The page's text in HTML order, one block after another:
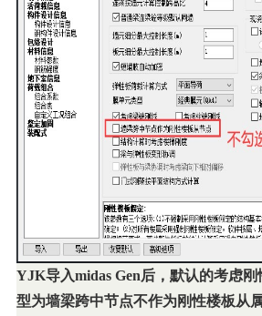
YJK导入midas Gen后，默认的考虑
型为墙梁跨中节点不作为刚性楼板从